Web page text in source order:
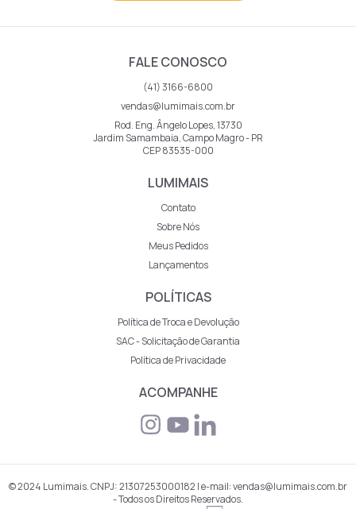
FALE CONOSCO
(41) 3166-6800
vendas@lumimais.com.br
Rod. Eng. Ângelo Lopes, 13730
Jardim Samambaia, Campo Magro - PR
CEP 83535-000
LUMIMAIS
Contato
Sobre Nós
Meus Pedidos
Lançamentos
POLÍTICAS
Política de Troca e Devolução
SAC - Solicitação de Garantia
Política de Privacidade
ACOMPANHE
© 2024 Lumimais. CNPJ: 21307253000182 | e-mail: vendas@lumimais.com.br
- Todos os Direitos Reservados.